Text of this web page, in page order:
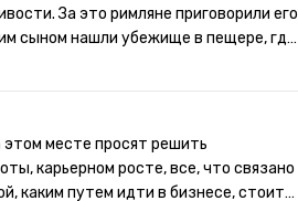
За это римляне приговорили его
сыном нашли убежище в пещере, где
их родниковой водой. Они
в истории скрытая Тора была
названием книга «Зоар».
этом месте просят решить
карьерном росте, все, что связано
каким путем идти в бизнесе, стоит